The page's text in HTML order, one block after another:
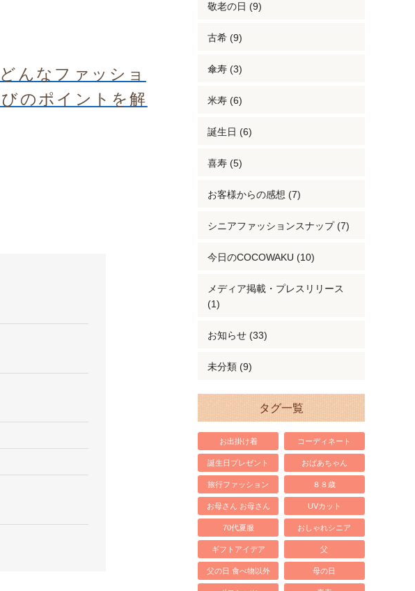
んなファッショ
のポイントを解
敬老の日 (9)
古希 (9)
傘寿 (3)
米寿 (6)
誕生日 (6)
喜寿 (5)
お客様からの感想 (7)
シニアファッションスナップ (7)
今日のCOCOWAKU (10)
メディア掲載・プレスリリース
(1)
お知らせ (33)
未分類 (9)
タグ一覧
お出掛け着 コーディネート
誕生日プレゼント おばあちゃん
旅行ファッション ８８歳
お母さん お母さん UVカット
70代夏服 おしゃれシニア
ギフトアイデア 父
父の日 食べ物以外 母の日